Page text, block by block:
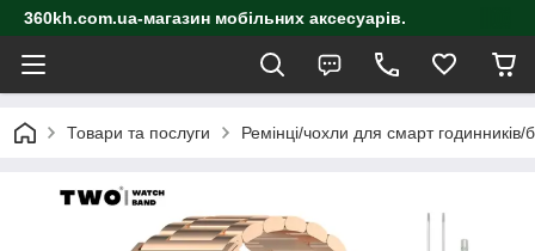
360kh.com.ua-магазин мобільних аксесуарів.
Товари та послуги Ремінці/чохли для смарт годинників/